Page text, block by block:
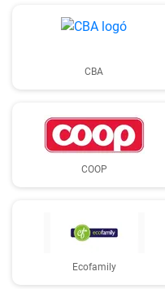
CBA
COOP
Ecofamily